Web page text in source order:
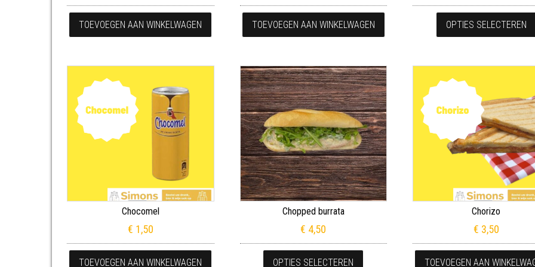
TOEVOEGEN AAN WINKELWAGEN TOEVOEGEN AAN WINKELWAGEN OPTIES SELECTEREN
Chocomel
€ 1,50
TOEVOEGEN AAN WINKELWAGEN
Chopped burrata
€ 4,50
OPTIES SELECTEREN
Dit product heeft meerdere variaties. Deze
Chorizo
€ 3,50
TOEVOEGEN AAN